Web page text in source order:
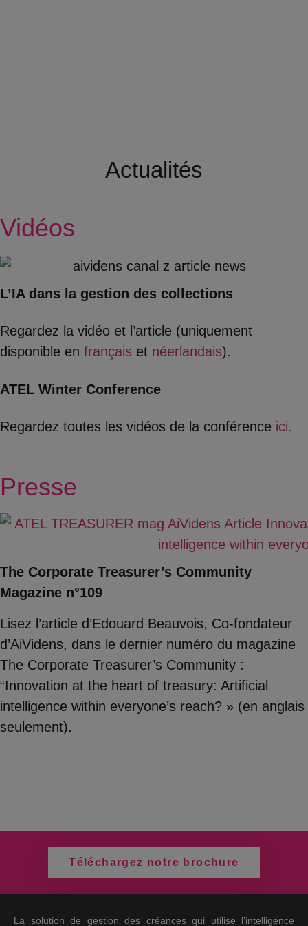
Actualités
Vidéos
L’IA dans la gestion des collections
Regardez la vidéo et l’article (uniquement
disponible en français et néerlandais).
ATEL Winter Conference
Regardez toutes les vidéos de la conférence ici.
Presse
The Corporate Treasurer’s Community
Magazine n°109
Lisez l’article d’Edouard Beauvois, Co-fondateur
d’AiVidens, dans le dernier numéro du magazine
The Corporate Treasurer’s Community :
“Innovation at the heart of treasury: Artificial
intelligence within everyone’s reach? » (en anglais
seulement).
Téléchargez notre brochure
La solution de gestion des créances qui utilise l’intelligence